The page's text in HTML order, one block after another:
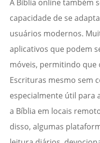
A Bíblia online também
capacidade de se
usuários modernos.
aplicativos que podem
móveis, permitindo que
Escrituras mesmo sem
especialmente útil para
a Bíblia em locais
disso, algumas